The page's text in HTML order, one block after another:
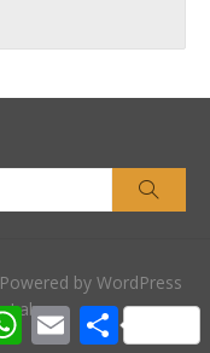
Powered by WordPress
Lab
WhatsApp
EmailCompartir